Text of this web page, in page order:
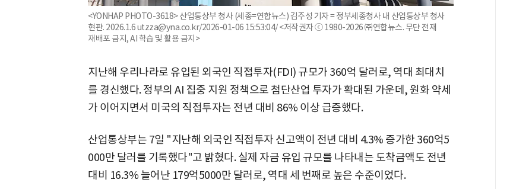
<YONHAP PHOTO-3618> 산업통상부 청사 (세종=연합뉴스) 김주성 기자 = 정부세종청사 내 산업통상부 청사
현판. 2026.1.6 utzza@yna.co.kr/2026-01-06 15:53:04/ <저작권자 ⓒ 1980-2026 ㈜연합뉴스. 무단 전재
재배포 금지, AI 학습 및 활용 금지>
지난해 우리나라로 유입된 외국인 직접투자(FDI) 규모가 360억 달러로, 역대 최대치
를 경신했다. 정부의 AI 집중 지원 정책으로 첨단산업 투자가 확대된 가운데, 원화 약세
가 이어지면서 미국의 직접투자는 전년 대비 86% 이상 급증했다.
산업통상부는 7일 "지난해 외국인 직접투자 신고액이 전년 대비 4.3% 증가한 360억5
000만 달러를 기록했다"고 밝혔다. 실제 자금 유입 규모를 나타내는 도착금액도 전년
대비 16.3% 늘어난 179억5000만 달러로, 역대 세 번째로 높은 수준이었다.